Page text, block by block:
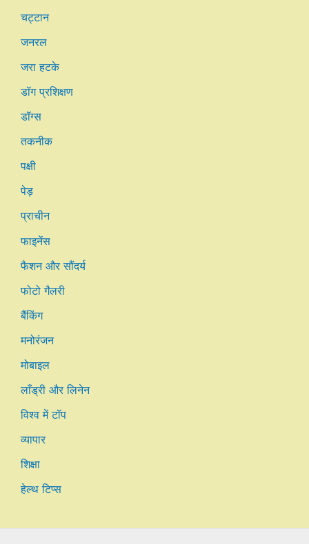
चट्टान
जनरल
जरा हटके
डॉग प्रशिक्षण
डॉग्स
तकनीक
पक्षी
पेड़
प्राचीन
फाइनेंस
फैशन और सौंदर्य
फोटो गैलरी
बैंकिंग
मनोरंजन
मोबाइल
लाँड्री और लिनेन
विश्व में टॉप
व्यापार
शिक्षा
हेल्थ टिप्स